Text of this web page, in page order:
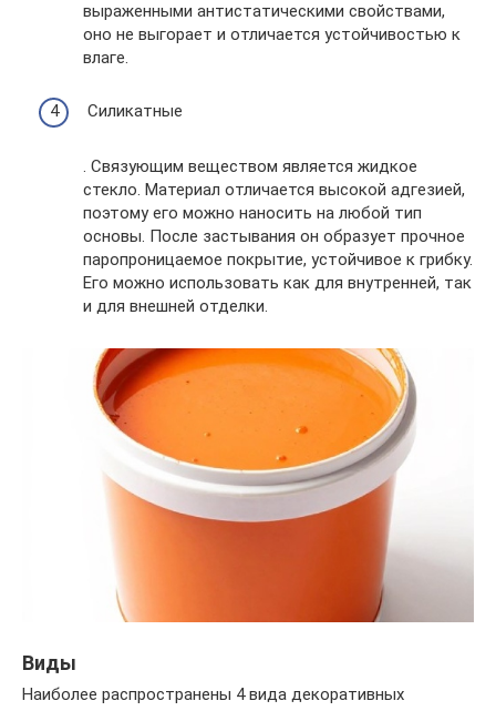
выраженными антистатическими свойствами,
оно не выгорает и отличается устойчивостью к
влаге.
Силикатные
. Связующим веществом является жидкое
стекло. Материал отличается высокой адгезией,
поэтому его можно наносить на любой тип
основы. После застывания он образует прочное
паропроницаемое покрытие, устойчивое к грибку.
Его можно использовать как для внутренней, так
и для внешней отделки.
Виды
Наиболее распространены 4 вида декоративных